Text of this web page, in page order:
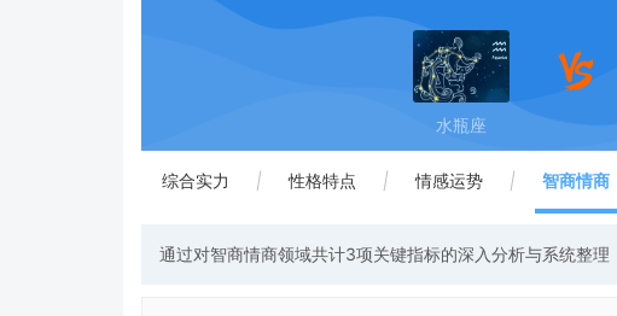
水瓶座
综合实力 | 性格特点 | 情感运势 | 智商情商
通过对智商情商领域共计3项关键指标的深入分析与系统整理